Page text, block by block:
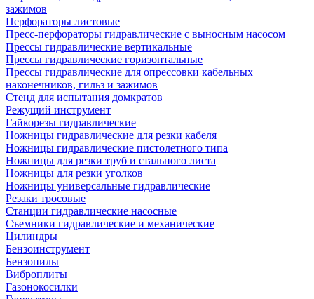
зажимов
Перфораторы листовые
Пресс-перфораторы гидравлические с выносным насосом
Прессы гидравлические вертикальные
Прессы гидравлические горизонтальные
Прессы гидравлические для опрессовки кабельных
наконечников, гильз и зажимов
Стенд для испытания домкратов
Режущий инструмент
Гайкорезы гидравлические
Ножницы гидравлические для резки кабеля
Ножницы гидравлические пистолетного типа
Ножницы для резки труб и стального листа
Ножницы для резки уголков
Ножницы универсальные гидравлические
Резаки тросовые
Станции гидравлические насосные
Съемники гидравлические и механические
Цилиндры
Бензоинструмент
Бензопилы
Виброплиты
Газонокосилки